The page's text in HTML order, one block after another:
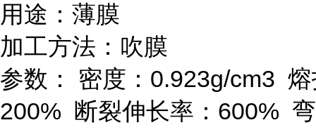
用途：薄膜
加工方法：吹膜
参数：
密度： 0.923g/cm3
200% 断裂伸长率： 600%